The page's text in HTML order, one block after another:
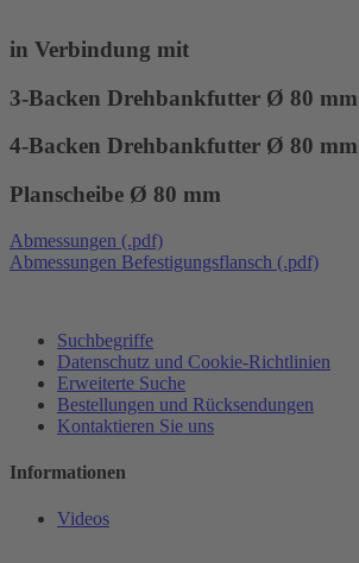
in Verbindung mit
3-Backen Drehbankfutter Ø 80 mm
4-Backen Drehbankfutter Ø 80 mm
Planscheibe Ø 80 mm
Abmessungen (.pdf)
Abmessungen Befestigungsflansch (.pdf)
Suchbegriffe
Datenschutz und Cookie-Richtlinien
Erweiterte Suche
Bestellungen und Rücksendungen
Kontaktieren Sie uns
Informationen
Videos